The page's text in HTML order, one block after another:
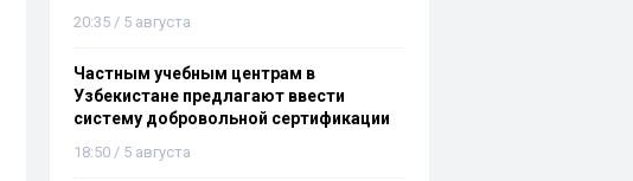
20:35 / 5 августа
Частным учебным центрам в
Узбекистане предлагают ввести
систему добровольной сертификации
18:50 / 5 августа